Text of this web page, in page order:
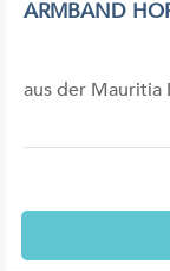
ARMBAND
aus der